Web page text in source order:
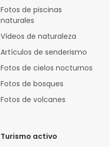
Fotos de piscinas
naturales
Vídeos de naturaleza
Artículos de senderismo
Fotos de cielos nocturnos
Fotos de bosques
Fotos de volcanes
Turismo activo